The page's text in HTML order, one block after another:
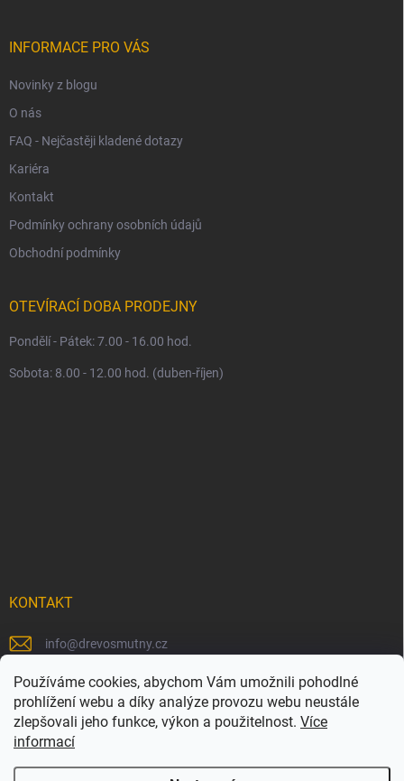
Používáme cookies, abychom Vám umožnili pohodlné
prohlížení webu a díky analýze provozu webu neustále
zlepšovali jeho funkce, výkon a použitelnost. Více
informací
INFORMACE PRO VÁS
Novinky z blogu
O nás
FAQ - Nejčastěji kladené dotazy
Kariéra
Kontakt
Podmínky ochrany osobních údajů
Obchodní podmínky
OTEVÍRACÍ DOBA PRODEJNY
Pondělí - Pátek: 7.00 - 16.00 hod.
Sobota: 8.00 - 12.00 hod. (duben-říjen)
KONTAKT
info@drevosmutny.cz
+420 725 710 840
https://www.facebook.com/drevosmutny/
drevosmutny/